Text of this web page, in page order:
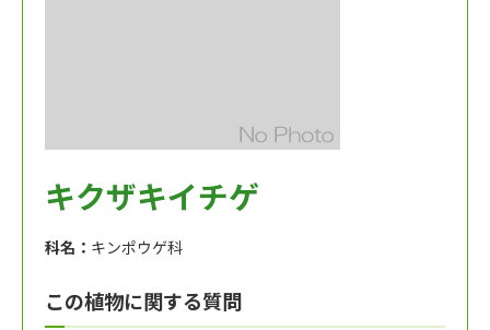
キクザキイチゲ
科名： キンポウゲ科
この植物に関する質問